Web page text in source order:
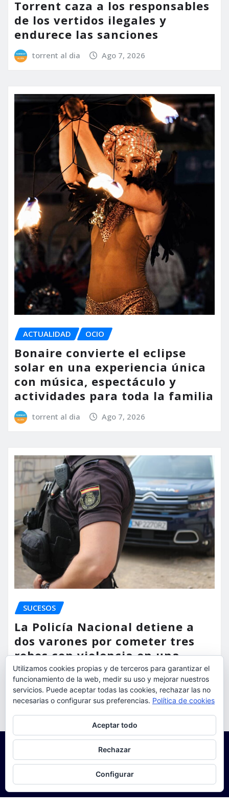
Torrent caza a los responsables
de los vertidos ilegales y
endurece las sanciones
torrent al dia Ago 7, 2026
ACTUALIDAD OCIO
Bonaire convierte el eclipse
solar en una experiencia única
con música, espectáculo y
actividades para toda la familia
torrent al dia Ago 7, 2026
SUCESOS
La Policía Nacional detiene a
dos varones por cometer tres
robos con violencia en una
misma mañana
torrent al dia Ago 7, 2026
Utilizamos cookies propias y de terceros para garantizar el
funcionamiento de la web, medir su uso y mejorar nuestros
servicios. Puede aceptar todas las cookies, rechazar las no
necesarias o configurar sus preferencias. Política de cookies
Aceptar todo
Rechazar
Configurar
Para obtener más información, incluido cómo gestionar las cookies,